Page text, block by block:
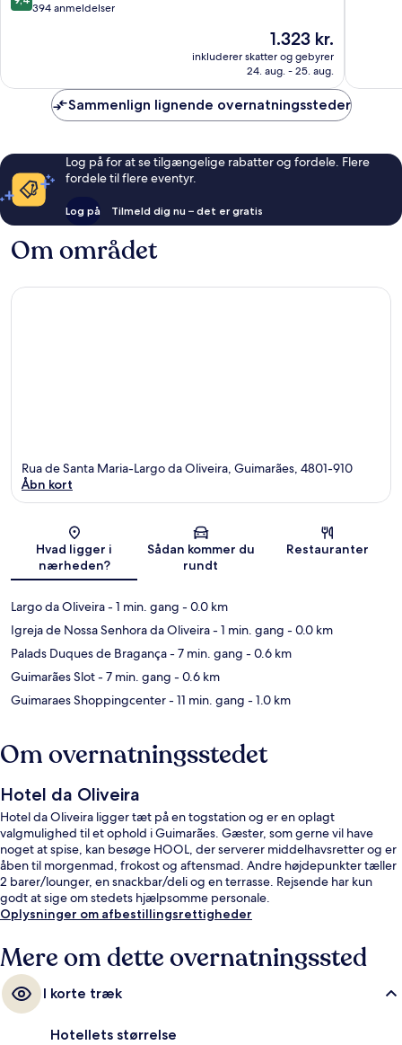
Guimarães
ud
anmeldelser
394 anmeldelser
Prisen
1.323 kr.
1.323 kr.
inkluderer skatter og gebyrer
24. aug. - 25. aug.
Sammenlign lignende overnatningssteder
Log på for at se tilgængelige rabatter og fordele. Flere
fordele til flere eventyr.
Log på Tilmeld dig nu – det er gratis
Om området
Kort
Rua de Santa Maria-Largo da Oliveira, Guimarães, 4801-910
Åbn kort
Hvad ligger i
nærheden?
Sådan kommer du
rundt
Restauranter
Largo da Oliveira- 1 min. gang - 0.0 km
Igreja de Nossa Senhora da Oliveira- 1 min. gang - 0.0 km
Palads Duques de Bragança- 7 min. gang - 0.6 km
Guimarães Slot- 7 min. gang - 0.6 km
Guimaraes Shoppingcenter- 11 min. gang - 1.0 km
Om overnatningsstedet
Hotel da Oliveira
Hotel da Oliveira ligger tæt på en togstation og er en oplagt
valgmulighed til et ophold i Guimarães. Gæster, som gerne vil have
noget at spise, kan besøge HOOL, der serverer middelhavsretter og er
åben til morgenmad, frokost og aftensmad. Andre højdepunkter tæller
2 barer/lounger, en snackbar/deli og en terrasse. Rejsende har kun
godt at sige om stedets hjælpsomme personale.
Oplysninger om afbestillingsrettigheder
Mere om dette overnatningssted
I korte træk
Hotellets størrelse